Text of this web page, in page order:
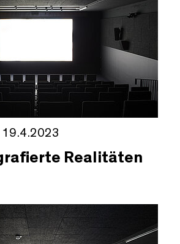
| 19.4.2023
Realitäten